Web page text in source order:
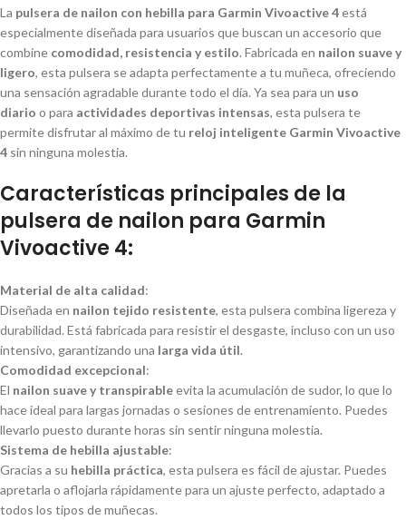
La pulsera de nailon con hebilla para Garmin Vivoactive 4está
especialmente diseñada para usuarios que buscan un accesorio que
combine comodidad, resistencia y estilo. Fabricada en nailon suave y
ligero, esta pulsera se adapta perfectamente a tu muñeca, ofreciendo
una sensación agradable durante todo el día. Ya sea para un uso
diario o para actividades deportivas intensas, esta pulsera te
permite disfrutar al máximo de tu reloj inteligente Garmin Vivoactive
4 sin ninguna molestia.
Características principales de la
pulsera de nailon para Garmin
Vivoactive 4:
Material de alta calidad:
Diseñada en nailon tejido resistente, esta pulsera combina ligereza y
durabilidad. Está fabricada para resistir el desgaste, incluso con un uso
intensivo, garantizando una larga vida útil.
Comodidad excepcional:
El nailon suave y transpirableevita la acumulación de sudor, lo que lo
hace ideal para largas jornadas o sesiones de entrenamiento. Puedes
llevarlo puesto durante horas sin sentir ninguna molestia.
Sistema de hebilla ajustable:
Gracias a su hebilla práctica, esta pulsera es fácil de ajustar. Puedes
apretarla o aflojarla rápidamente para un ajuste perfecto, adaptado a
todos los tipos de muñecas.